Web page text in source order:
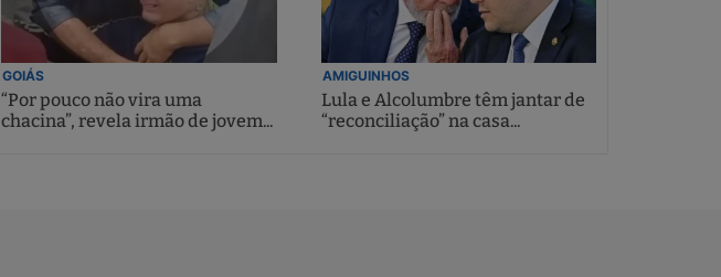
GOIÁS
“Por pouco não vira uma
chacina”, revela irmão de jovem...
AMIGUINHOS
Lula e Alcolumbre têm jantar de
“reconciliação” na casa...